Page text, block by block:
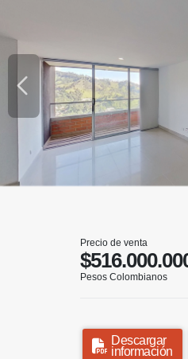
Precio de venta
Pesos Colombianos
Descargar
información